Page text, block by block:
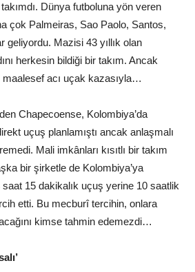
Dünya futboluna yön veren
çok Palmeiras, Sao Paolo, Santos,
geliyordu. Mazisi 43 yıllık olan
herkesin bildiği bir takım. Ancak
maalesef acı uçak kazasıyla…
Chapecoense, Kolombiya’da
uçuş planlamıştı ancak anlaşmalı
Mali imkânları kısıtlı bir takım
bir şirketle de Kolombiya’ya
15 dakikalık uçuş yerine 10 saatlik
etti. Bu mecburî tercihin, onlara
kimse tahmin edemezdi…